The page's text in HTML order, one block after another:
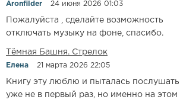
Aronfilder 24 июня 2026 01:03
Пожалуйста , сделайте возможность
отключать музыку на фоне, спасибо.
​​Тёмная Башня. Стрелок
Елена 21 марта 2026 22:05
Книгу эту люблю и пыталась послушать
уже не в первый раз, но именно на этом